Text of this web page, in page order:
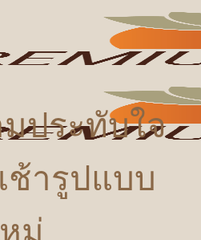
ประทับใจ
ช้ารูปแบบ
ม่